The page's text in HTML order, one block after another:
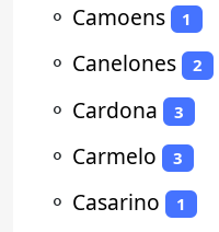
⚬ Camoens 1
⚬ Canelones 2
⚬ Cardona 3
⚬ Carmelo 3
⚬ Casarino 1